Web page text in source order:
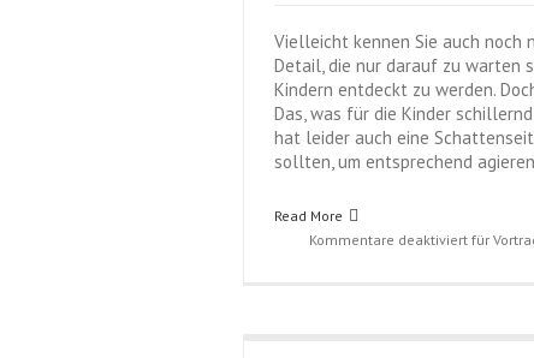
Vielleicht kennen Sie auch noch
Detail, die nur darauf zu warten
Kindern entdeckt zu werden.
Das, was für die Kinder
hat leider auch eine
sollten, um entsprechend
Read More
Kommentare deaktiviert für